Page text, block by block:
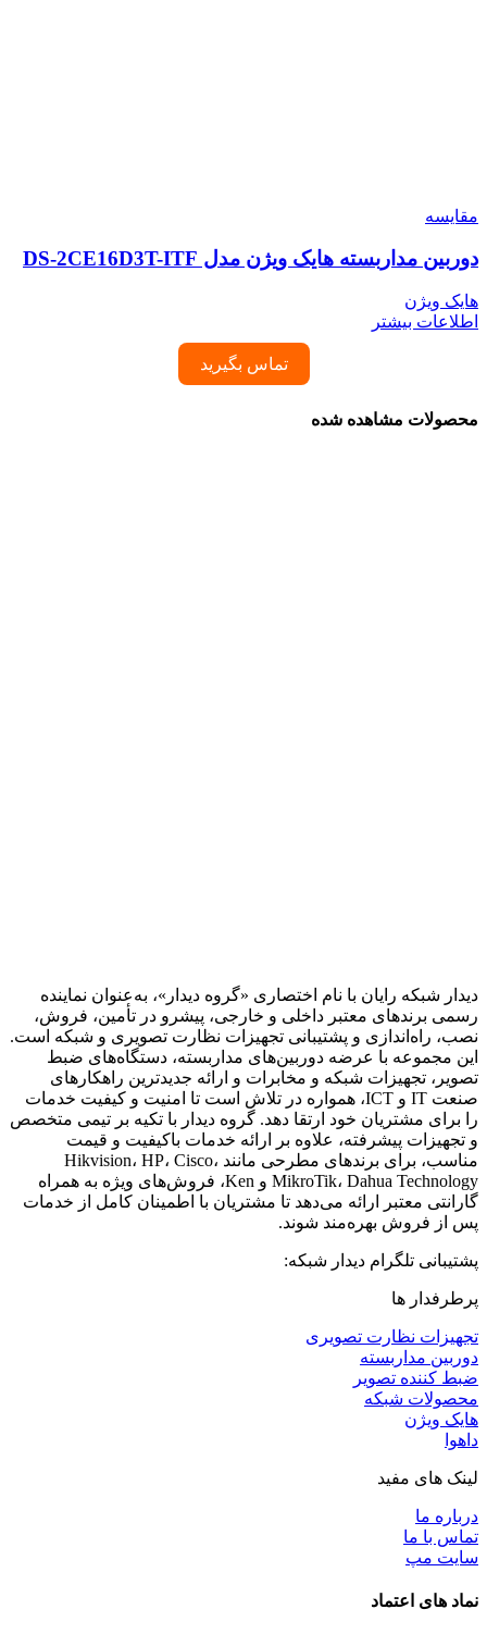
مقایسه
دوربین مداربسته هایک ویژن مدل DS-2CE16D3T-ITF
هایک ویژن
اطلاعات بیشتر
تماس بگیرید
محصولات مشاهده شده
دیدار شبکه رایان با نام اختصاری «گروه دیدار»، به‌عنوان نماینده
رسمی برندهای معتبر داخلی و خارجی، پیشرو در تأمین، فروش،
نصب، راه‌اندازی و پشتیبانی تجهیزات نظارت تصویری و شبکه است.
این مجموعه با عرضه دوربین‌های مداربسته، دستگاه‌های ضبط
تصویر، تجهیزات شبکه و مخابرات و ارائه جدیدترین راهکارهای
صنعت IT و ICT، همواره در تلاش است تا امنیت و کیفیت خدمات
را برای مشتریان خود ارتقا دهد. گروه دیدار با تکیه بر تیمی متخصص
و تجهیزات پیشرفته، علاوه بر ارائه خدمات باکیفیت و قیمت
مناسب، برای برندهای مطرحی مانند Hikvision، HP، Cisco،
MikroTik، Dahua Technology و Ken، فروش‌های ویژه به همراه
گارانتی معتبر ارائه می‌دهد تا مشتریان با اطمینان کامل از خدمات
پس از فروش بهره‌مند شوند.
پشتیبانی تلگرام دیدار شبکه:
پرطرفدار ها
تجهیزات نظارت تصویری
دوربین مداربسته
ضبط کننده تصویر
محصولات شبکه
هایک ویژن
داهوا
لینک های مفید
درباره ما
تماس با ما
سایت مپ
نماد های اعتماد